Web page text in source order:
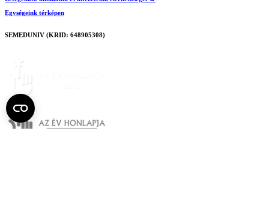
Egységeink térképen
SEMEDUNIV (KRID: 648905308)